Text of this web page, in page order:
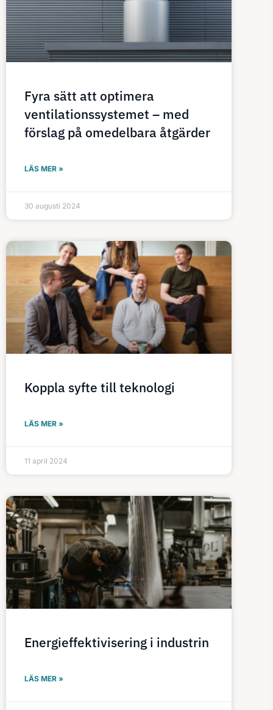
Fyra sätt att optimera
ventilationssystemet – med
förslag på omedelbara åtgärder
LÄS MER »
30 augusti 2024
Koppla syfte till teknologi
LÄS MER »
11 april 2024
Energieffektivisering i industrin
LÄS MER »